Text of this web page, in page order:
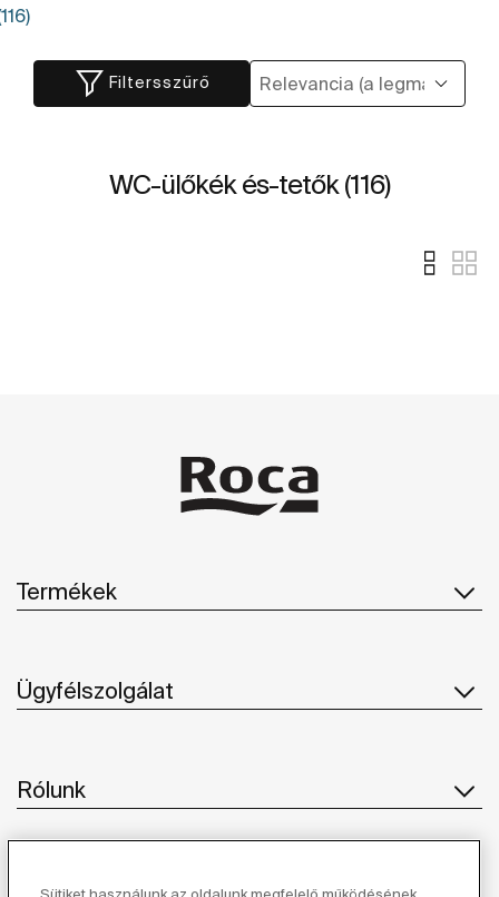
Filtersszűrő
WC-ülőkék és-tetők (116)
Termékek
Ügyfélszolgálat
Rólunk
Ihlet